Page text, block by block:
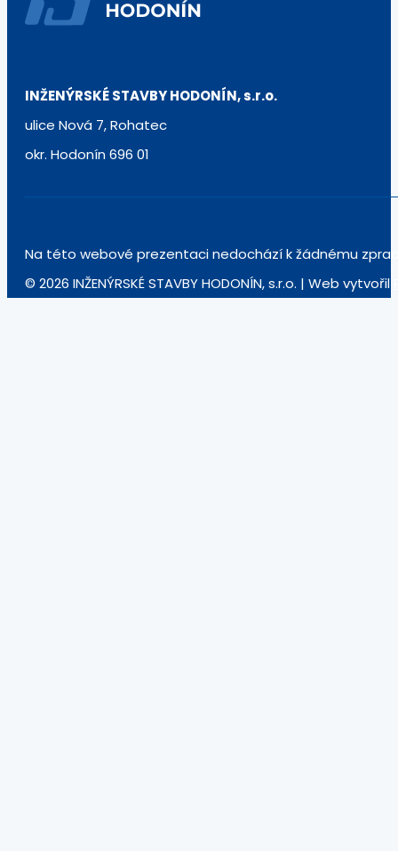
INŽENÝRSKÉ STAVBY HODONÍN, s.r.o.
ulice Nová 7, Rohatec
okr. Hodonín 696 01
Na této webové prezentaci nedochází k žádnému
© 2026 INŽENÝRSKÉ STAVBY HODONÍN, s.r.o. | Web vytvořil